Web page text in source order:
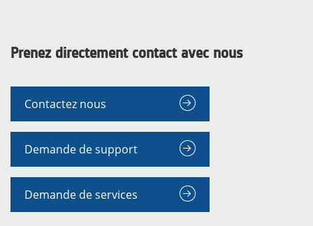
Prenez directement contact avec nous
Contactez nous
Demande de support
Demande de services